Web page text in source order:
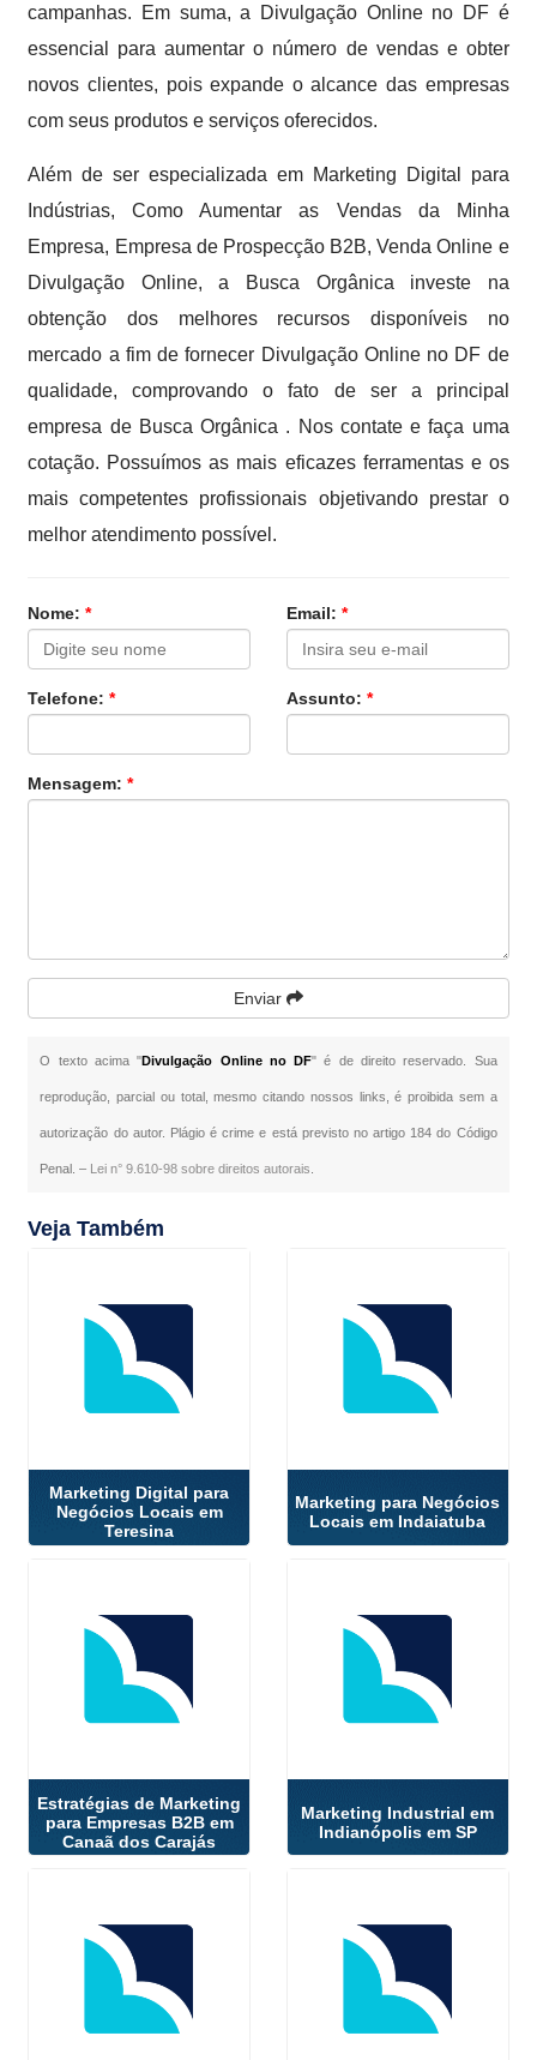
campanhas. Em suma, a Divulgação Online no DF é
essencial para aumentar o número de vendas e obter
novos clientes, pois expande o alcance das empresas
com seus produtos e serviços oferecidos.
Além de ser especializada em Marketing Digital para
Indústrias, Como Aumentar as Vendas da Minha
Empresa, Empresa de Prospecção B2B, Venda Online e
Divulgação Online, a Busca Orgânica investe na
obtenção dos melhores recursos disponíveis no
mercado a fim de fornecer Divulgação Online no DF de
qualidade, comprovando o fato de ser a principal
empresa de Busca Orgânica . Nos contate e faça uma
cotação. Possuímos as mais eficazes ferramentas e os
mais competentes profissionais objetivando prestar o
melhor atendimento possível.
Nome:* Email: *
Telefone:* Assunto: *
Mensagem:*
Enviar
O texto acima "Divulgação Online no DF" é de direito reservado. Sua
reprodução, parcial ou total, mesmo citando nossos links, é proibida sem a
autorização do autor. Plágio é crime e está previsto no artigo 184 do Código
Penal. – Lei n° 9.610-98 sobre direitos autorais
Veja Também
Marketing Digital para
Negócios Locais em
Teresina
Marketing para Negócios
Locais em Indaiatuba
Estratégias de Marketing
para Empresas B2B em
Canaã dos Carajás
Marketing Industrial em
Indianópolis em SP